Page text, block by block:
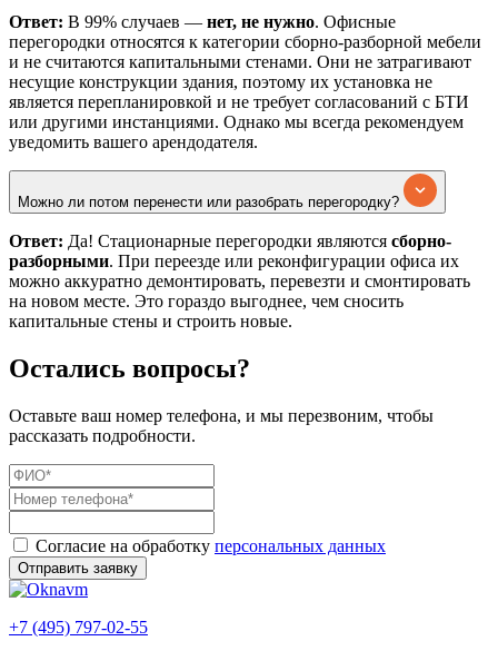
Ответ: В 99% случаев — нет, не нужно. Офисные
перегородки относятся к категории сборно-разборной мебели
и не считаются капитальными стенами. Они не затрагивают
несущие конструкции здания, поэтому их установка не
является перепланировкой и не требует согласований с БТИ
или другими инстанциями. Однако мы всегда рекомендуем
уведомить вашего арендодателя.
Можно ли потом перенести или разобрать перегородку?
Ответ: Да! Стационарные перегородки являются сборно-
разборными. При переезде или реконфигурации офиса их
можно аккуратно демонтировать, перевезти и смонтировать
на новом месте. Это гораздо выгоднее, чем сносить
капитальные стены и строить новые.
Остались вопросы?
Оставьте ваш номер телефона, и мы перезвоним, чтобы
рассказать подробности.
Согласие на обработку персональных данных
+7 (495) 797-02-55